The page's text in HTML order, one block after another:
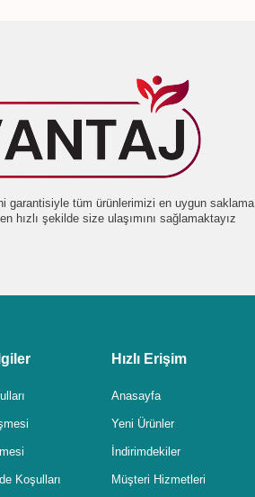
garantisiyle tüm ürünlerimizi en uygun saklama
hızlı şekilde size ulaşımını sağlamaktayız
Koşulları
Hızlı Erişim
Anasayfa
Yeni Ürünler
İndirimdekiler
Müşteri Hizmetleri